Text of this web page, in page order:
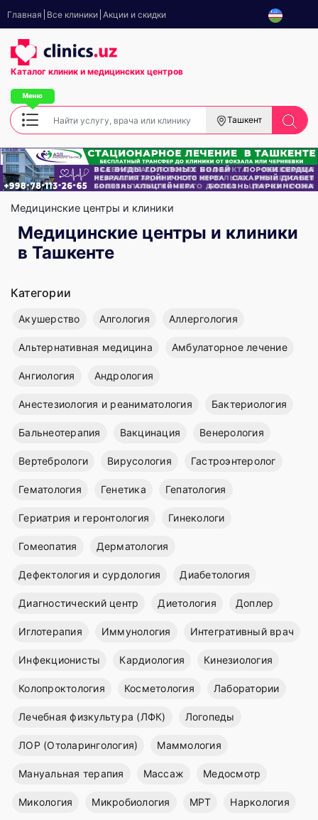
Главная Все клиники Акции и скидки
Каталог клиник и медицинских центров
Ташкент
Медицинские центры и клиники
Медицинские центры и клиники
в Ташкенте
Категории
Акушерство Алгология Аллергология
Альтернативная медицина Амбулаторное лечение
Ангиология Андрология
Анестезиология и реаниматология Бактериология
Бальнеотерапия Вакцинация Венерология
Вертебрологи Вирусология Гастроэнтеролог
Гематология Генетика Гепатология
Гериатрия и геронтология Гинекологи
Гомеопатия Дерматология
Дефектология и сурдология Диабетология
Диагностический центр Диетология Доплер
Иглотерапия Иммунология Интегративный врач
Инфекционисты Кардиология Кинезиология
Колопроктология Косметология Лаборатории
Лечебная физкультура (ЛФК) Логопеды
ЛОР (Отоларингология) Маммология
Мануальная терапия Массаж Медосмотр
Микология Микробиология МРТ Наркология